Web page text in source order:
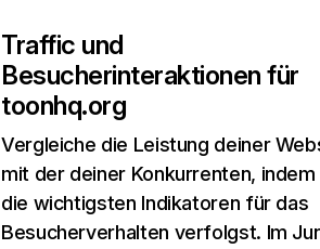
Traffic und
Besucherinteraktionen für
toonhq.org
Vergleiche die Leistung deiner
mit der deiner Konkurrenten, indem
die wichtigsten Indikatoren für das
Besucherverhalten verfolgst. Im